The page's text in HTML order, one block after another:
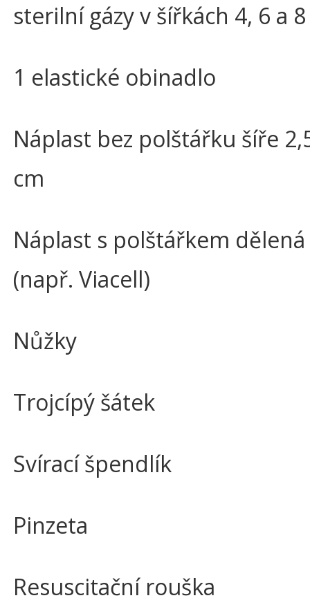
sterilní gázy v šířkách 4, 6 a
1 elastické obinadlo
Náplast bez polštářku šíře
cm
Náplast s polštářkem
(např. Viacell)
Nůžky
Trojcípý šátek
Svírací špendlík
Pinzeta
Resuscitační rouška